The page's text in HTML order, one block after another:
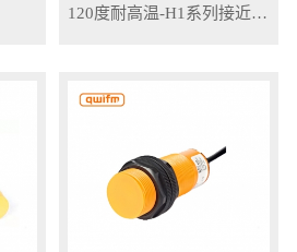
120度耐高温-H1系列接近传感器